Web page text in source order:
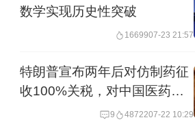
数学实现历史性突破
1669907-23 21:57
特朗普宣布两年后对仿制药征
收100%关税，对中国医药出
9 4872207-22 10:29